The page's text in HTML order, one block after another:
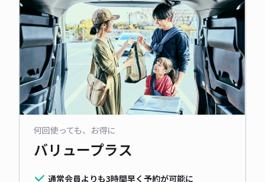
何回使っても、お得に
バリュープラス
通常会員よりも3時間早く予約が可能に